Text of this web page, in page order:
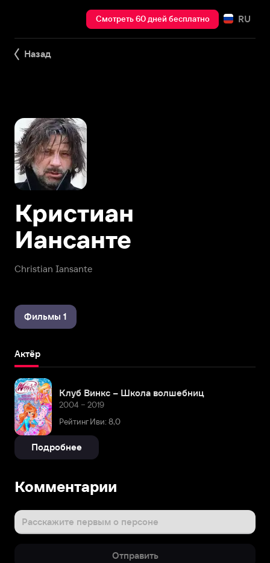
Смотреть 60 дней бесплатно RU
Назад
Christian Iansante
Кристиан
Иансанте
Фильмы 1
Актёр
Клуб Винкс – Школа волшебниц
2004 – 2019
Рейтинг Иви: 8,0
Подробнее
Комментарии
Расскажите первым о персоне
Отправить